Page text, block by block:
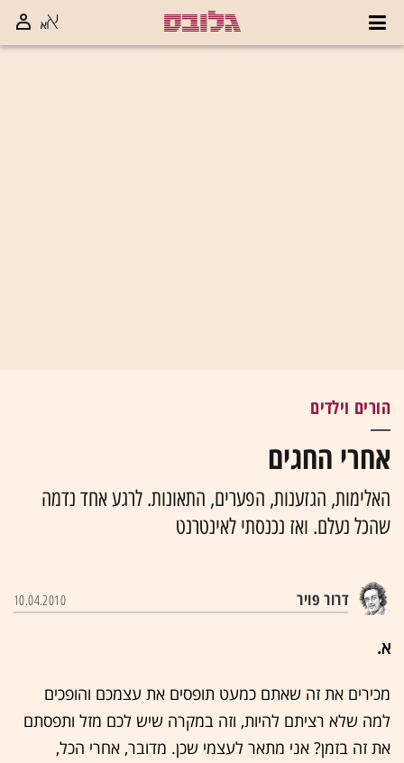
הורים וילדים
אחרי החגים
האלימות, הגזענות, הפערים, התאונות. לרגע אחד נדמה
שהכל נעלם. ואז נכנסתי לאינטרנט
דרור פויר 10.04.2010
א.
מכירים את זה שאתם כמעט תופסים את עצמכם והופכים
למה שלא רציתם להיות, וזה במקרה שיש לכם מזל ותפסתם
את זה בזמן? אני מתאר לעצמי שכן. מדובר, אחרי הכל,